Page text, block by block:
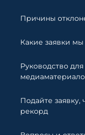
Причины
Какие заявки
Руководство
Подайте заявку,
рекорд